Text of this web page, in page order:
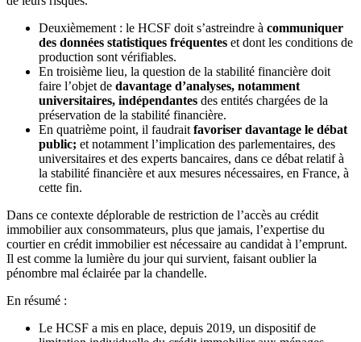
Deuxièmement : le HCSF doit s’astreindre à communiquer
des données statistiques fréquentes et dont les conditions de
production sont vérifiables.
En troisième lieu, la question de la stabilité financière doit
faire l’objet de davantage d’analyses, notamment
universitaires, indépendantes des entités chargées de la
préservation de la stabilité financière.
En quatrième point, il faudrait favoriser davantage le débat
public; et notamment l’implication des parlementaires, des
universitaires et des experts bancaires, dans ce débat relatif à
la stabilité financière et aux mesures nécessaires, en France, à
cette fin.
Dans ce contexte déplorable de restriction de l’accès au crédit
immobilier aux consommateurs, plus que jamais, l’expertise du
courtier en crédit immobilier est nécessaire au candidat à l’emprunt.
Il est comme la lumière du jour qui survient, faisant oublier la
pénombre mal éclairée par la chandelle.
En résumé :
Le HCSF a mis en place, depuis 2019, un dispositif de